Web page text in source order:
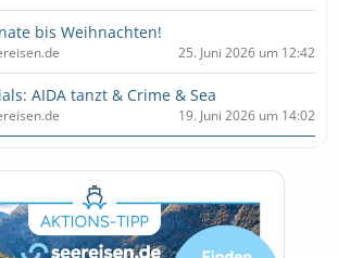
bis Weihnachten!
25. Juni 2026 um 12:42
AIDA tanzt & Crime & Sea
19. Juni 2026 um 14:02